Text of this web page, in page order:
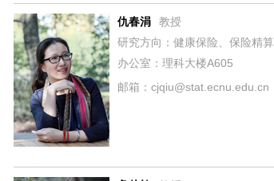
仇春涓
教授
研究方向：健康保险、保险精算
办公室：理科大楼A605
邮箱：cjqiu@stat.ecnu.edu.cn